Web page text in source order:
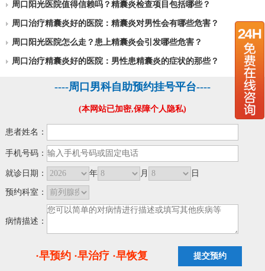
周口阳光医院值得信赖吗？精囊炎检查项目包括哪些？
周口治疗精囊炎好的医院：精囊炎对男性会有哪些危害？
周口阳光医院怎么走？患上精囊炎会引发哪些危害？
周口治疗精囊炎好的医院：男性患精囊炎的症状的那些？
----周口男科自助预约挂号平台----
(本网站已加密,保障个人隐私)
患者姓名：
手机号码：
就诊日期： 年 月 日
预约科室：
病情描述：
·早预约 ·早治疗 ·早恢复